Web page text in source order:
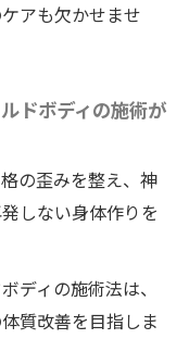
アも欠かせませ
ドボディの施術が
の歪みを整え、神
しない身体作りを
ディの施術法は、
質改善を目指しま